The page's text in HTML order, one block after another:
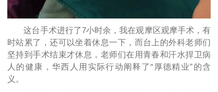
这台手术进行了7小时余，我在观摩区观摩手术，有
时站累了，还可以坐着休息一下，而台上的外科老师们
坚持到手术结束才休息，老师们在用青春和汗水捍卫病
人的健康，华西人用实际行动阐释了“厚德精业”的含
义。